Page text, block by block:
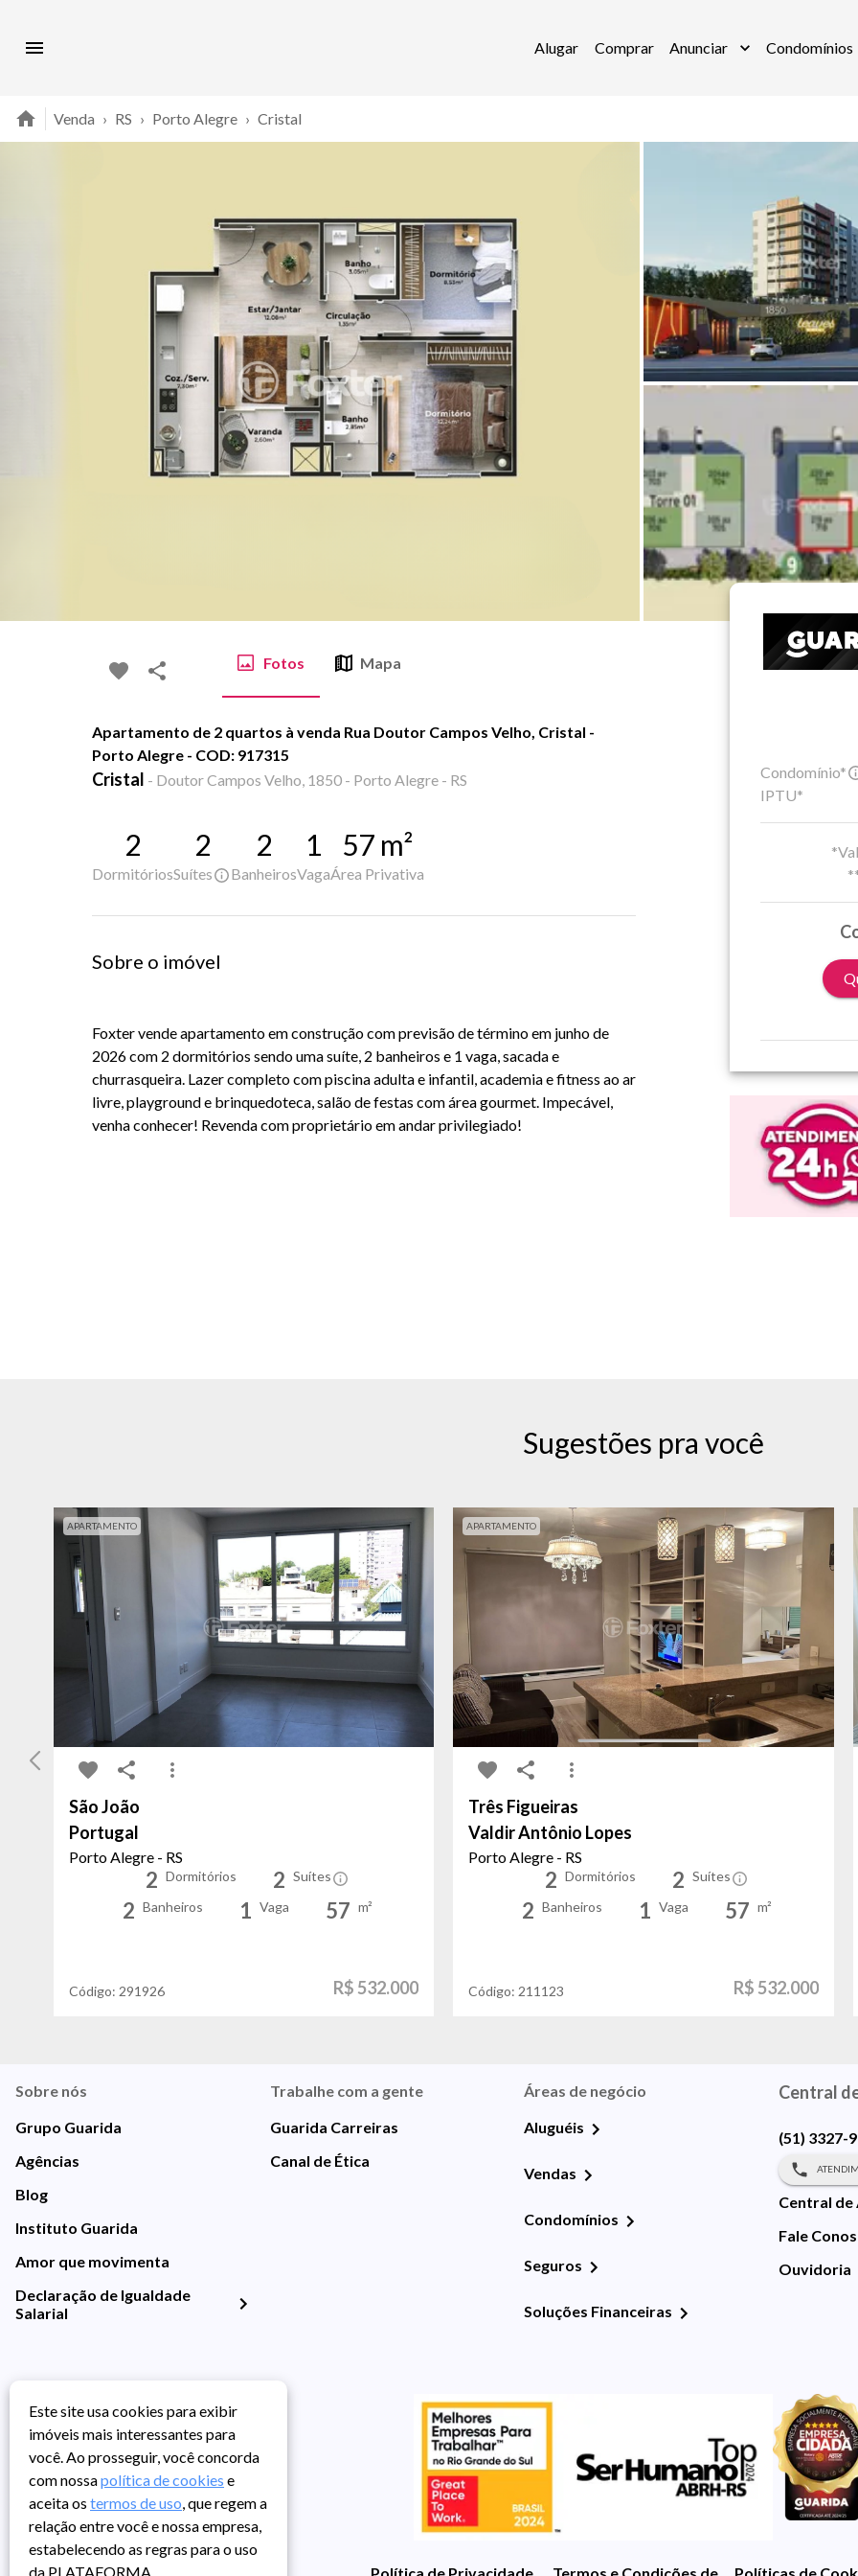
Alugar Comprar Anunciar Condomínios
Venda › RS › Porto Alegre › Cristal
Fotos Mapa
Apartamento de 2 quartos à venda Rua Doutor Campos Velho, Cristal -
Porto Alegre - COD: 917315
Cristal - Doutor Campos Velho, 1850 - Porto Alegre - RS
2
Dormitórios
2
Suítes
2
Banheiros
1
Vaga
57 m²
Área Privativa
Sobre o imóvel
Foxtervende apartamento em construção com previsão de término em junho de
2026 com 2 dormitórios sendo uma suíte, 2 banheiros e 1 vaga, sacada e
churrasqueira. Lazer completo com piscina adulta e infantil, academia e fitness ao ar
livre, playground e brinquedoteca, salão de festas com área gourmet. Impecável,
venha conhecer! Revenda com proprietário em andar privilegiado!
Condomínio*
IPTU*
Sugestões pra você
APARTAMENTO
São João
Portugal
Porto Alegre - RS
2 Dormitórios 2 Suítes
2 Banheiros 1 Vaga 57 m²
Código: 291926 R$ 532.000
APARTAMENTO
Três Figueiras
Valdir Antônio Lopes
Porto Alegre - RS
2 Dormitórios 2 Suítes
2 Banheiros 1 Vaga 57 m²
Código: 211123 R$ 532.000
Sobre nós
Grupo Guarida
Agências
Blog
Instituto Guarida
Amor que movimenta
Declaração de Igualdade
Salarial
Trabalhe com a gente
Guarida Carreiras
Canal de Ética
Áreas de negócio
Aluguéis
Vendas
Condomínios
Seguros
Soluções Financeiras
Central
(51) 3327-
Central de
Fale
Ouvidoria
Política de Privacidade Termos e Condições de UsoPolíticas de
Este site usa cookies para exibir
imóveis mais interessantes para
você. Ao prosseguir, você concorda
com nossapolítica de cookies e
aceita os termos de uso, que regem a
relação entre você e nossa empresa,
estabelecendo as regras para o uso
da PLATAFORMA.